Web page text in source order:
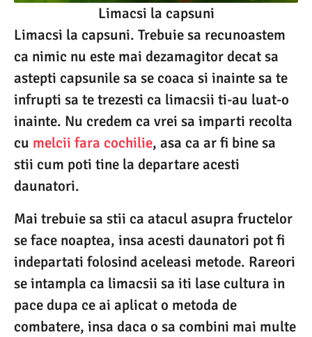
Limacsi la capsuni
Limacsi la capsuni. Trebuie sa recunoastem
ca nimic nu este mai dezamagitor decat sa
astepti capsunile sa se coaca si inainte sa te
infrupti sa te trezesti ca limacsii ti-au luat-o
inainte. Nu credem ca vrei sa imparti recolta
cu melcii fara cochilie, asa ca ar fi bine sa
stii cum poti tine la departare acesti
daunatori.
Mai trebuie sa stii ca atacul asupra fructelor
se face noaptea, insa acesti daunatori pot fi
indepartati folosind aceleasi metode. Rareori
se intampla ca limacsii sa iti lase cultura in
pace dupa ce ai aplicat o metoda de
combatere, insa daca o sa combini mai multe